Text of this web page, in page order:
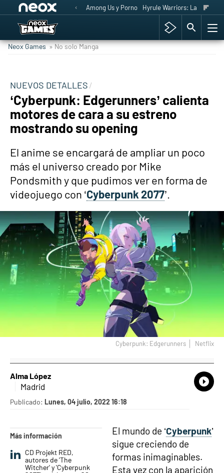
Among Us y Porno Hyrule Warriors: La Era del
Neox Games » No solo Manga
NUEVOS DETALLES
‘Cyberpunk: Edgerunners’ calienta
motores de cara a su estreno
mostrando su opening
El anime se encargará de ampliar un poco
más el universo creado por Mike
Pondsmith y que pudimos ver en forma de
videojuego con ‘Cyberpunk 2077’.
Cyberpunk: Edgerunners Netflix
Alma López
Madrid
Publicado: Lunes, 04 julio, 2022 16:18
Más información
CD Projekt RED,
autores de 'The
Witcher' y 'Cyberpunk
El mundo de ‘Cyberpunk’
sigue creciendo de
formas inimaginables.
Esta vez con la aparición